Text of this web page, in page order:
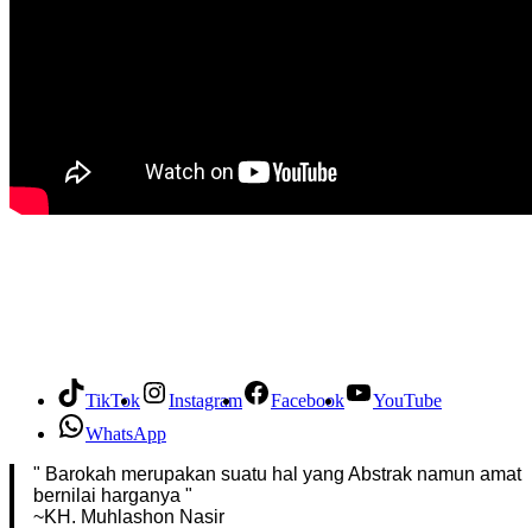
TikTok Instagram Facebook
YouTube
WhatsApp
" Barokah merupakan suatu hal yang Abstrak namun amat
bernilai harganya "
~KH. Muhlashon Nasir